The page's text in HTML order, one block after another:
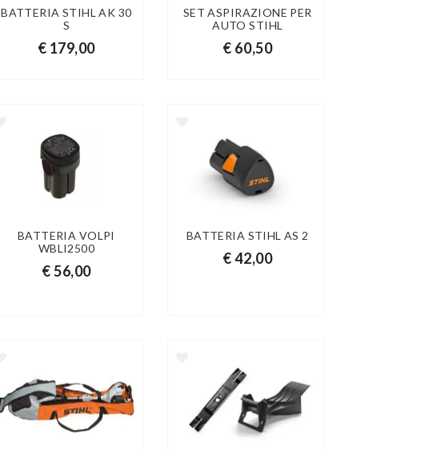
BATTERIA STIHL AK 30
S
€ 179,00
SET ASPIRAZIONE PER
AUTO STIHL
€ 60,50
BATTERIA VOLPI
WBLI2500
€ 56,00
BATTERIA STIHL AS 2
€ 42,00